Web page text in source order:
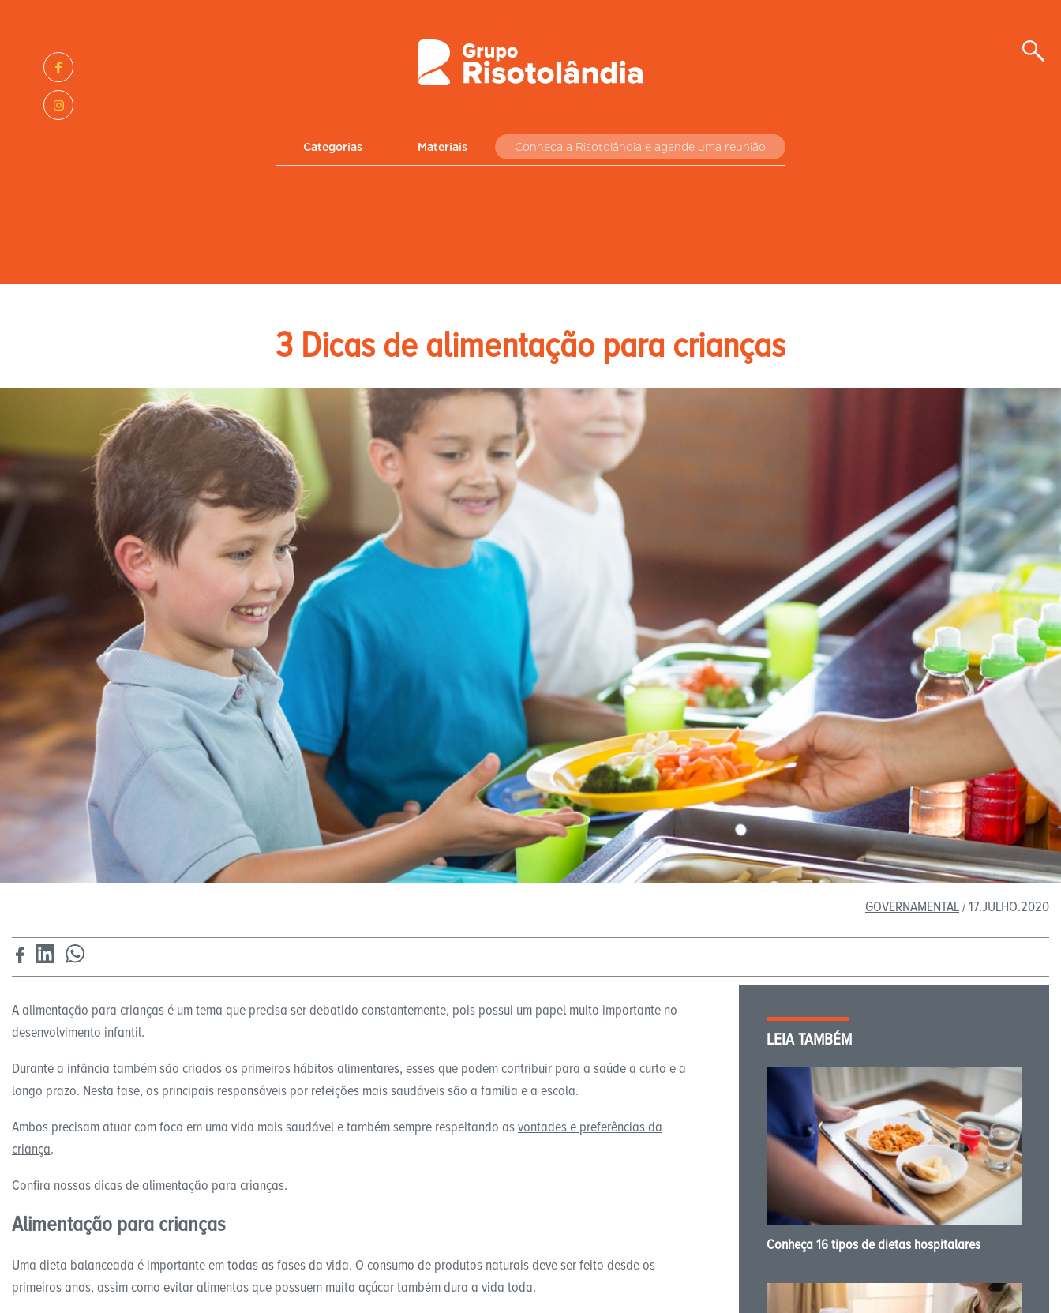
Categorias Materiais Conheça a Risotolândia e agende uma reunião
3 Dicas de alimentação para crianças
GOVERNAMENTAL/ 17.JULHO.2020
A alimentação para crianças é um tema que precisa ser debatido constantemente, pois possui um papel muito importante no
desenvolvimento infantil.
Durante a infância também são criados os primeiros hábitos alimentares, esses que podem contribuir para a saúde a curto e a
longo prazo. Nesta fase, os principais responsáveis por refeições mais saudáveis são a família e a escola.
Ambos precisam atuar com foco em uma vida mais saudável e também sempre respeitando asvontades e preferências da
criança.
Confira nossas dicas de alimentação para crianças.
Alimentação para crianças
Uma dieta balanceada é importante em todas as fases da vida. O consumo de produtos naturais deve ser feito desde os
primeiros anos, assim como evitar alimentos que possuem muito açúcar também dura a vida toda.
LEIA TAMBÉM
Conheça 16 tipos de dietas hospitalares